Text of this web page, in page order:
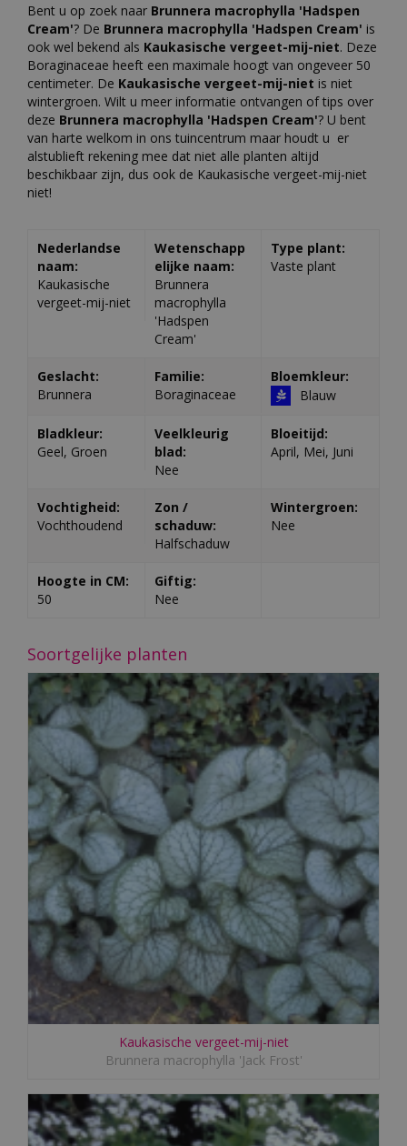
Bent u op zoek naar Brunnera macrophylla 'Hadspen
Cream'? De Brunnera macrophylla 'Hadspen Cream' is
ook wel bekend als Kaukasische vergeet-mij-niet. Deze
Boraginaceae heeft een maximale hoogt van ongeveer 50
centimeter. De Kaukasische vergeet-mij-niet is niet
wintergroen. Wilt u meer informatie ontvangen of tips over
deze Brunnera macrophylla 'Hadspen Cream'? U bent
van harte welkom in ons tuincentrum maar houdt u er
alstublieft rekening mee dat niet alle planten altijd
beschikbaar zijn, dus ook de Kaukasische vergeet-mij-niet
niet!
Nederlandse
naam:
Kaukasische
vergeet-mij-niet
Wetenschapp
elijke naam:
Brunnera
macrophylla
'Hadspen
Cream'
Type plant:
Vaste plant
Geslacht:
Brunnera
Familie:
Boraginaceae
Bloemkleur:
Blauw
Bladkleur:
Geel, Groen
Veelkleurig
blad:
Nee
Bloeitijd:
April, Mei, Juni
Vochtigheid:
Vochthoudend
Zon /
schaduw:
Halfschaduw
Wintergroen:
Nee
Hoogte in CM:
50
Giftig:
Nee
Soortgelijke planten
Kaukasische vergeet-mij-niet
Brunnera macrophylla 'Jack Frost'